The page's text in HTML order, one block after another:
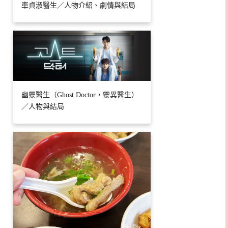
車貞淑醫生／人物介紹、劇情與結局
幽靈醫生（Ghost Doctor，靈異醫生）
／人物與結局